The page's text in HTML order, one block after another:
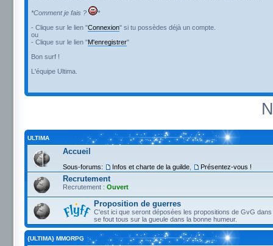
*Comment je fais ?
*
- Clique sur le lien "Connexion" si tu possèdes déjà un compte.
ou
- Clique sur le lien "M'enregistrer"
Bon surf !
L'équipe Ultima.
ULTIMA
Accueil
Sous-forums: Infos et charte de la guilde Présentez-vous !
Recrutement
Recrutement : Ouvert
Proposition de guerres
C'est ici que seront déposées les propositions de GvG dans
se fout tous sur la gueule dans la bonne humeur.
{ULTIMA} MMORPG